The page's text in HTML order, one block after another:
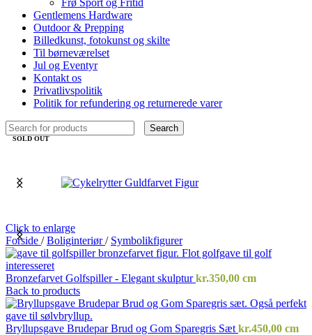
Frø Sport og Fritid
Gentlemens Hardware
Outdoor & Prepping
Billedkunst, fotokunst og skilte
Til børneværelset
Jul og Eventyr
Kontakt os
Privatlivspolitik
Politik for refundering og returnerede varer
Search
SOLD OUT
Click to enlarge
Forside / Boliginteriør/ Symbolikfigurer
Bronzefarvet Golfspiller - Elegant skulpturkr.350,00 cm
Back to products
Bryllupsgave Brudepar Brud og Gom Sparegris Sæt kr.450,00 cm